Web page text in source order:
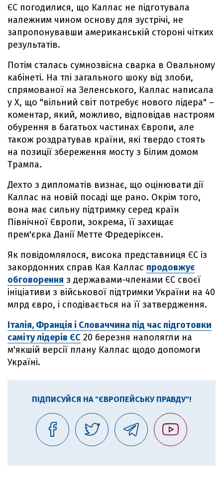
ЄС погодилися, що Каллас не підготувала
належним чином основу для зустрічі, не
запропонувавши американській стороні чітких
результатів.
Потім сталась сумнозвісна сварка в Овальному
кабінеті. На тлі загального шоку від злоби,
спрямованої на Зеленського, Каллас написала
у X, що "вільний світ потребує нового лідера" –
коментар, який, можливо, відповідав настроям
обурення в багатьох частинах Європи, але
також роздратував країни, які твердо стоять
на позиції збереження мосту з Білим домом
Трампа.
Дехто з дипломатів визнає, що оцінювати дії
Каллас на новій посаді ще рано. Окрім того,
вона має сильну підтримку серед країн
Північної Європи, зокрема, її захищає
прем'єрка Данії Метте Фредеріксен.
Як повідомлялося, висока представниця ЄС із
закордонних справ Кая Каллас продовжує
обговорення з державами-членами ЄС своєї
ініціативи з військової підтримки України на 40
млрд євро, і сподівається на її затвердження.
Італія, Франція і Словаччина під час підготовки
саміту лідерів ЄС 20 березня наполягли на
м'якшій версії плану Каллас щодо допомоги
Україні.
ПІДПИСУЙСЯ НА "ЄВРОПЕЙСЬКУ ПРАВДУ"!